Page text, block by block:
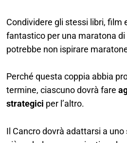
Condividere gli stessi libri, film
fantastico per una maratona
potrebbe non ispirare
Perché questa coppia abbia
termine, ciascuno dovrà fare
strategici per l’altro.
Il Cancro dovrà adattarsi a